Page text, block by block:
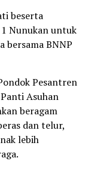
beserta
Nunukan untuk
bersama BNNP
Pesantren
Asuhan
beragam
dan telur,
lebih